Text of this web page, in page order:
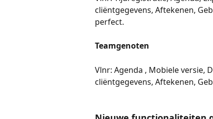
cliëntgegevens, Aftekenen,
perfect.
Teamgenoten
Vlnr: Agenda , Mobiele versie,
cliëntgegevens, Aftekenen,